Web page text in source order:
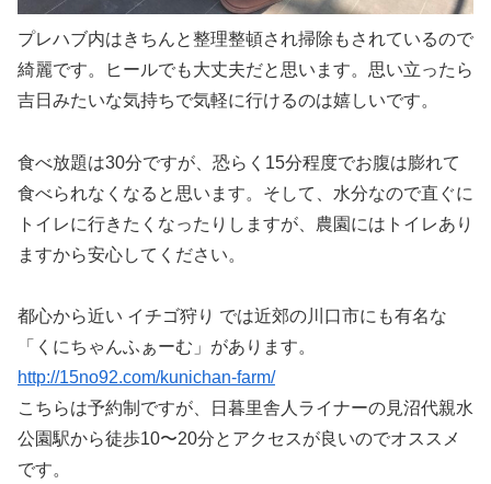
プレハブ内はきちんと整理整頓され掃除もされているので
綺麗です。ヒールでも大丈夫だと思います。思い立ったら
吉日みたいな気持ちで気軽に行けるのは嬉しいです。
食べ放題は30分ですが、恐らく15分程度でお腹は膨れて
食べられなくなると思います。そして、水分なので直ぐに
トイレに行きたくなったりしますが、農園にはトイレあり
ますから安心してください。
都心から近い イチゴ狩り では近郊の川口市にも有名な
「くにちゃんふぁーむ」があります。
http://15no92.com/kunichan-farm/
こちらは予約制ですが、日暮里舎人ライナーの見沼代親水
公園駅から徒歩10〜20分とアクセスが良いのでオススメ
です。